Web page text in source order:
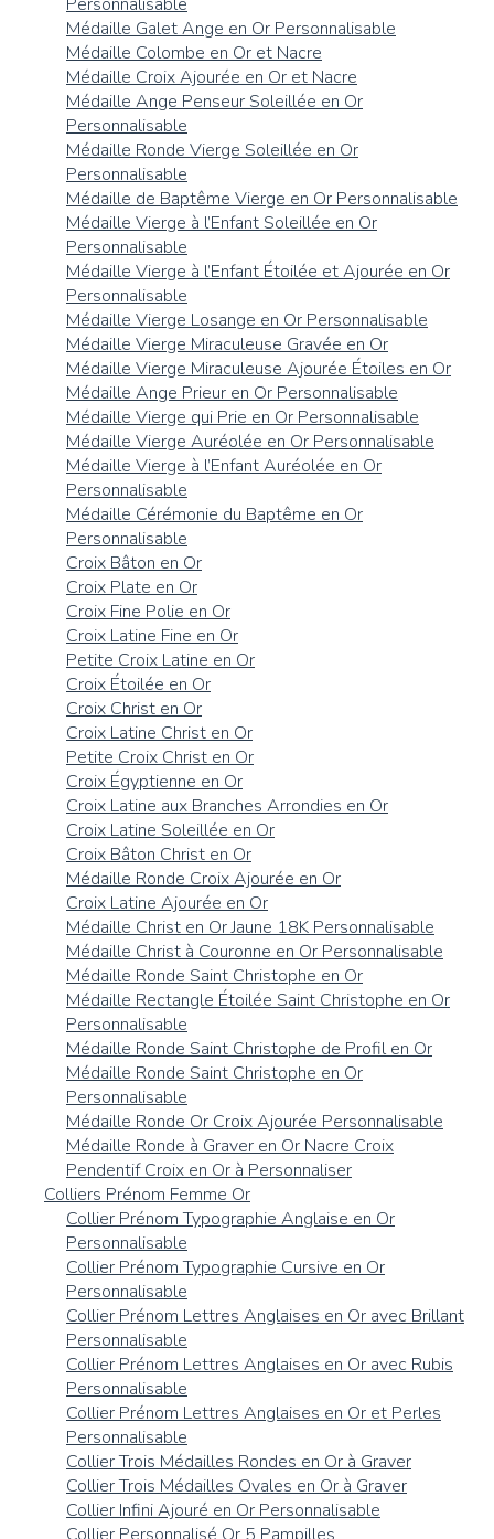
Médaille Galet Ange en Or Personnalisable
Médaille Colombe en Or et Nacre
Médaille Croix Ajourée en Or et Nacre
Médaille Ange Penseur Soleillée en Or
Personnalisable
Médaille Ronde Vierge Soleillée en Or
Personnalisable
Médaille de Baptême Vierge en Or Personnalisable
Médaille Vierge à l’Enfant Soleillée en Or
Personnalisable
Médaille Vierge à l’Enfant Étoilée et Ajourée en Or
Personnalisable
Médaille Vierge Losange en Or Personnalisable
Médaille Vierge Miraculeuse Gravée en Or
Médaille Vierge Miraculeuse Ajourée Étoiles en Or
Médaille Ange Prieur en Or Personnalisable
Médaille Vierge qui Prie en Or Personnalisable
Médaille Vierge Auréolée en Or Personnalisable
Médaille Vierge à l’Enfant Auréolée en Or
Personnalisable
Médaille Cérémonie du Baptême en Or
Personnalisable
Croix Bâton en Or
Croix Plate en Or
Croix Fine Polie en Or
Croix Latine Fine en Or
Petite Croix Latine en Or
Croix Étoilée en Or
Croix Christ en Or
Croix Latine Christ en Or
Petite Croix Christ en Or
Croix Égyptienne en Or
Croix Latine aux Branches Arrondies en Or
Croix Latine Soleillée en Or
Croix Bâton Christ en Or
Médaille Ronde Croix Ajourée en Or
Croix Latine Ajourée en Or
Médaille Christ en Or Jaune 18K Personnalisable
Médaille Christ à Couronne en Or Personnalisable
Médaille Ronde Saint Christophe en Or
Médaille Rectangle Étoilée Saint Christophe en Or
Personnalisable
Médaille Ronde Saint Christophe de Profil en Or
Médaille Ronde Saint Christophe en Or
Personnalisable
Médaille Ronde Or Croix Ajourée Personnalisable
Médaille Ronde à Graver en Or Nacre Croix
Pendentif Croix en Or à Personnaliser
Colliers Prénom Femme Or
Collier Prénom Typographie Anglaise en Or
Personnalisable
Collier Prénom Typographie Cursive en Or
Personnalisable
Collier Prénom Lettres Anglaises en Or avec Brillant
Personnalisable
Collier Prénom Lettres Anglaises en Or avec Rubis
Personnalisable
Collier Prénom Lettres Anglaises en Or et Perles
Personnalisable
Collier Trois Médailles Rondes en Or à Graver
Collier Trois Médailles Ovales en Or à Graver
Collier Infini Ajouré en Or Personnalisable